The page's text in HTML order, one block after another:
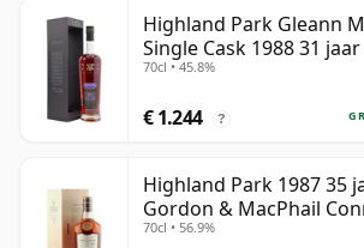
Highland Park Gleann
Single Cask 1988 31
70cl • 45.8%
€ 1.244 ?
Highland Park 1987 35
Gordon & MacPhail
Choice - Cask 21604501
70cl • 56.9%